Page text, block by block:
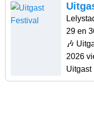
29 en
🎶
2026
Uitgast